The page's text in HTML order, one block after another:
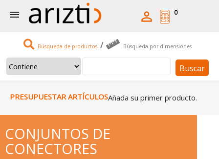
 
Búsqueda de productos / Búsqueda por dimensiones
Buscar
0
PRESUPUESTAR ARTÍCULOSAñada su primer producto.
CONJUNTOS DE
CONECTORES